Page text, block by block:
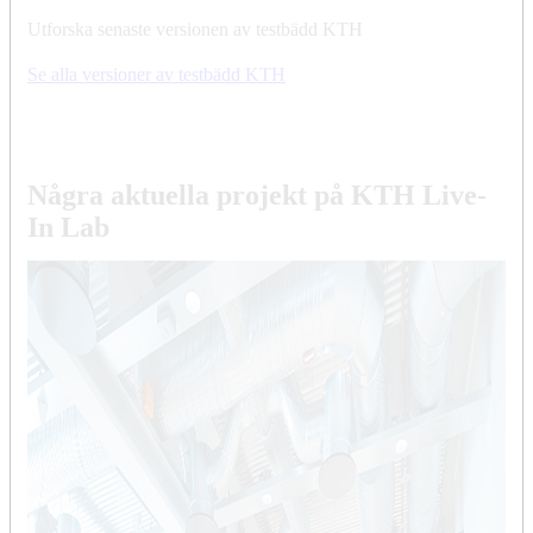
Utforska senaste versionen av testbädd KTH
Se alla versioner av testbädd KTH
Några aktuella projekt på KTH Live-
In Lab